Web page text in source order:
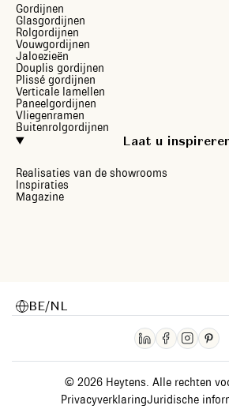
Gordijnen
Glasgordijnen
Rolgordijnen
Vouwgordijnen
Jaloezieën
Douplis gordijnen
Plissé gordijnen
Verticale lamellen
Paneelgordijnen
Vliegenramen
Buitenrolgordijnen
Laat u
Realisaties van de showrooms
Inspiraties
Magazine
BE/NL
© 2026 Heytens. Alle rechten
PrivacyverklaringJuridische